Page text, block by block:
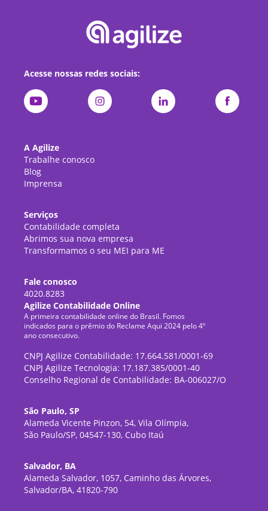
Acesse nossas redes sociais:
A Agilize
Trabalhe conosco
Blog
Imprensa
Serviços
Contabilidade completa
Abrimos sua nova empresa
Transformamos o seu MEI para ME
Fale conosco
4020.8283
Agilize Contabilidade Online
A primeira contabilidade online do Brasil. Fomos
indicados para o prêmio do Reclame Aqui 2024 pelo 4º
ano consecutivo.
CNPJ Agilize Contabilidade: 17.664.581/0001-69
CNPJ Agilize Tecnologia: 17.187.385/0001-40
Conselho Regional de Contabilidade: BA-006027/O
São Paulo, SP
Alameda Vicente Pinzon, 54, Vila Olímpia,
São Paulo/SP, 04547-130, Cubo Itaú
Salvador, BA
Alameda Salvador, 1057, Caminho das Árvores,
Salvador/BA, 41820-790